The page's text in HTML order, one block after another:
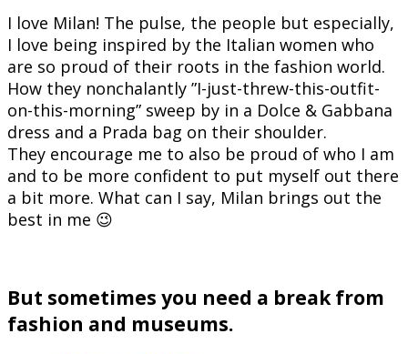
I love Milan! The pulse, the people but especially,
I love being inspired by the Italian women who
are so proud of their roots in the fashion world.
How they nonchalantly ”I-just-threw-this-outfit-
on-this-morning” sweep by in a Dolce & Gabbana
dress and a Prada bag on their shoulder.
They encourage me to also be proud of who I am
and to be more confident to put myself out there
a bit more. What can I say, Milan brings out the
best in me 😉
But sometimes you need a break from
fashion and museums.